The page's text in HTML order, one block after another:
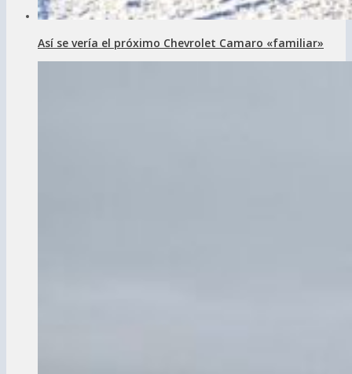
Así se vería el próximo Chevrolet Camaro «familiar»